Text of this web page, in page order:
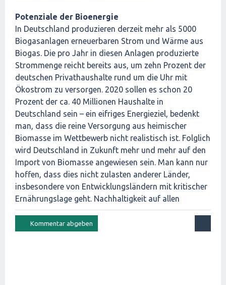
Potenziale der Bioenergie
In Deutschland produzieren derzeit mehr als 5000
Biogasanlagen erneuerbaren Strom und Wärme aus
Biogas. Die pro Jahr in diesen Anlagen produzierte
Strommenge reicht bereits aus, um zehn Prozent der
deutschen Privathaushalte rund um die Uhr mit
Ökostrom zu versorgen. 2020 sollen es schon 20
Prozent der ca. 40 Millionen Haushalte in
Deutschland sein – ein eifriges Energieziel, bedenkt
man, dass die reine Versorgung aus heimischer
Biomasse im Wettbewerb nicht realistisch ist. Folglich
wird Deutschland in Zukunft mehr und mehr auf den
Import von Biomasse angewiesen sein. Man kann nur
hoffen, dass dies nicht zulasten anderer Länder,
insbesondere von Entwicklungsländern mit kritischer
Ernährungslage geht. Nachhaltigkeit auf allen